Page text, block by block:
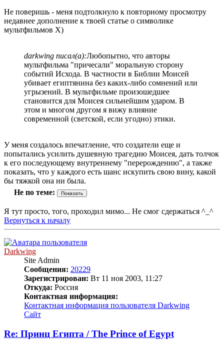
Не поверишь - меня подтолкнуло к повторному просмотру
недавнее дополнение к твоей статье о символике
мультфильмов Х)
darkwing писал(а):Любопытно, что авторы
мультфильма "причесали" моральную сторону
событий Исхода. В частности в Библии Моисей
убивает египтянина без каких-либо сомнений или
угрызений. В мультфильме произошедшее
становится для Моисея сильнейшим ударом. В
этом и многом другом я вижу влияние
современной (светской, если угодно) этики.
У меня создалось впечатление, что создатели еще и
попытались усилить душевную трагедию Моисея, дать толчок
к его последующему внутреннему "перерождению", а также
показать, что у каждого есть шанс искупить свою вину, какой
бы тяжкой она ни была.
Не по теме:
Я тут просто, того, проходил мимо... Не смог сдержаться ^_^
Вернуться к началу
Darkwing
Site Admin
Сообщения: 20229
Зарегистрирован: Вт 11 ноя 2003, 11:27
Откуда: Россия
Контактная информация:
Контактная информация пользователя Darkwing
Сайт
Re: Принц Египта / The Prince of Egypt